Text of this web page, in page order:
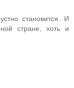
становится. И
стране, хоть и